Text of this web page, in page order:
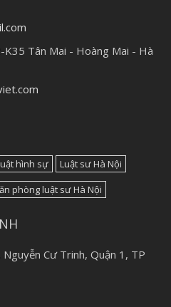
K35 Tân Mai - Hoàng Mai - Hà
hình sự
Luật sư Hà Nội
phòng luật sư Hà Nội
Cư Trinh, Quận 1, TP